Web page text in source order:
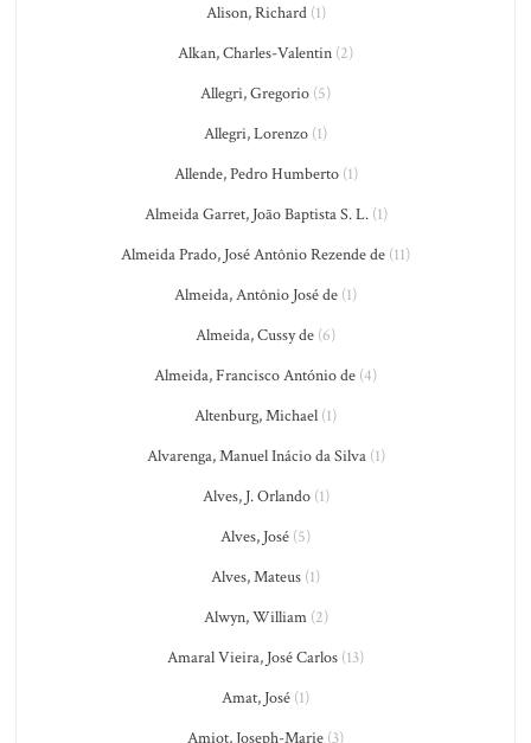
Alison, Richard(1)
Alkan, Charles-Valentin (2)
Allegri, Gregorio (5)
Allegri, Lorenzo (1)
Allende, Pedro Humberto(1)
Almeida Garret, João Baptista S. L.(1)
Almeida Prado, José Antônio Rezende de (11)
Almeida, Antônio José de (1)
Almeida, Cussy de (6)
Almeida, Francisco António de (4)
Altenburg, Michael (1)
Alvarenga, Manuel Inácio da Silva(1)
Alves, J. Orlando(1)
Alves, José (5)
Alves, Mateus (1)
Alwyn, William(2)
Amaral Vieira, José Carlos (13)
Amat, José (1)
Amiot, Joseph-Marie (3)